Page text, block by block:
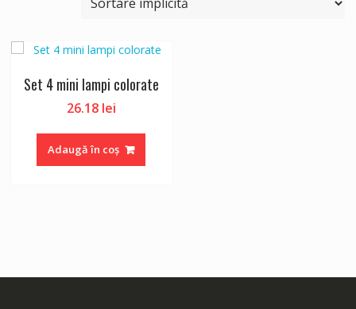
Set 4 mini lampi colorate
26.18 lei
Adaugă în coș